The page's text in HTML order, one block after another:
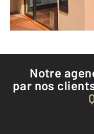
Notre
par nos
Voir